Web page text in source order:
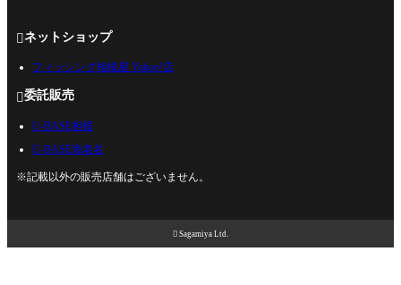
ネットショップ
フィッシング相模屋 Yahoo!店
委託販売
U-BASE相模
U-BASE海老名
※記載以外の販売店舗はございません。
 Sagamiya Ltd.